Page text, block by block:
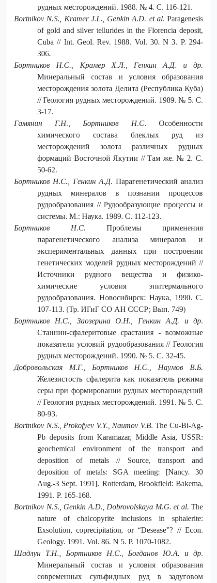
рудных месторождений. 1988. № 4. С. 116-121.
Bortnikov N.S., Kramer J.L., Genkin A.D. et al. Paragenesis
of gold and silver tellurides in the Florencia deposit,
Cuba // Int. Geol. Rev. 1988. Vol. 30. N 3. P. 294-
306.
Бортников Н.С., Крамер Х.Л., Генкин А.Д. и др.
Минеральный состав и условия образования
месторождения золота Делита (Республика Куба)
// Геология рудных месторождений. 1989. № 5. С.
3-17.
Гамянин Г.Н., Бортников Н.С. Особенности
химического состава блеклых руд из
месторождений золота различных рудных
формаций Восточной Якутии // Там же. № 2. С.
50-62.
Бортников Н.С., Генкин А.Д. Парагенетический анализ
рудных минералов в познании процессов
рудообразования // Рудообразующие процессы и
системы. М.: Наука. 1989. С. 112-123.
Бортников Н.С. Проблемы применения
парагенетического анализа минералов и
экспериментальных данных при построении
генетических моделей рудных месторождений //
Источники рудного вещества и физико-
химические условия эпитермального
рудообразования. Новосибирск: Наука, 1990. С.
107-113. (Тр. ИГиГ СО АН СССР; Вып. 749)
Бортников Н.С., Заозерина О.Н., Генкин А.Д. и др.
Станнин-сфалеритовые срастания - возможные
показатели условий рудообразования // Геология
рудных месторождений. 1990. № 5. С. 32-45.
Добровольская М.Г., Бортников Н.С., Наумов В.Б.
Железистость сфалерита как показатель режима
серы при формировании рудных месторождений
// Геология рудных месторождений. 1991. № 5. С.
80-93.
Bortnikov N.S., Prokofyev V.Y., Naumov V.B. The Cu-Bi-Ag-
Pb deposits from Karamazar, Middle Asia, USSR:
geochemical environment of the transport and
deposition of metals // Source, transport and
deposition of metals: SGA meeting: [Nancy. 30
Aug.-3 Sept. 1991]. Rotterdam, Brookfield: Bakema,
1991. P. 165-168.
Bortnikov N.S., Genkin A.D., Dobrovolskaya M.G. et al. The
nature of chalcopyrite inclusions in sphalerite:
Exsolution, coprecipitation, or “Desease”? // Econ.
Geology. 1991. Vol. 86. N 5. P. 1070-1082.
Шадлун Т.Н., Бортников Н.С., Богданов Ю.А. и др.
Минеральный состав и условия образования
современных сульфидных руд в задуговом